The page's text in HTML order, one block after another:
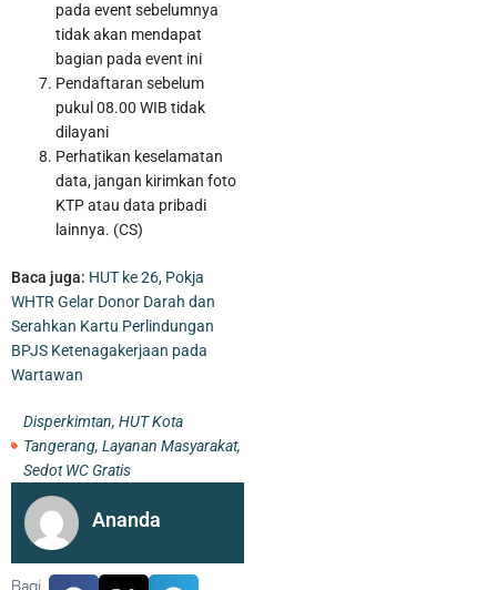
Polisi di Karawaci
pada event sebelumnya
tidak akan mendapat
bagian pada event ini
Pendaftaran sebelum
pukul 08.00 WIB tidak
dilayani
Perhatikan keselamatan
data, jangan kirimkan foto
KTP atau data pribadi
lainnya. (CS)
Baca juga: HUT ke 26, Pokja
WHTR Gelar Donor Darah dan
Serahkan Kartu Perlindungan
BPJS Ketenagakerjaan pada
Wartawan
Disperkimtan,HUT Kota
Tangerang,Layanan Masyarakat,
Sedot WC Gratis
Ananda